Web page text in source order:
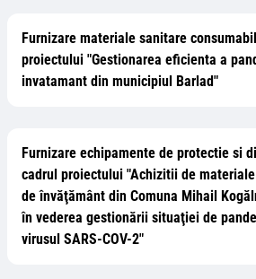
Furnizare materiale sanitare
proiectului "Gestionarea eficienta a
invatamant din municipiul Barlad"
Furnizare echipamente de protectie si
cadrul proiectului "Achizitii de
de învăţământ din Comuna Mihail
în vederea gestionării situaţiei de
virusul SARS-COV-2"